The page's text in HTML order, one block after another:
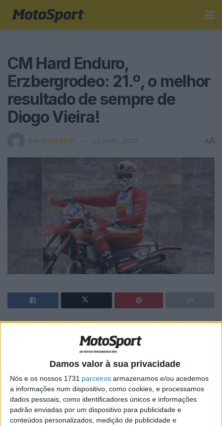
Damos valor à sua privacidade
Nós e os nossos 1731 parceiros armazenamos e/ou acedemos
a informações num dispositivo, como cookies, e processamos
dados pessoais, como identificadores únicos e informações
padrão enviadas por um dispositivo para publicidade e
conteúdos personalizados, medição de publicidade e
CM Hard Enduro,
Erzbergrodeo: 21.º, o melhor
resultado de sempre de
Diogo Vieira!
por Jorge Ró Jr. 11 Junho, 2023 AA
Resultado histórico paraDiogo Vieirae para Portugal na
edição deste ano do Erzbergrodeo , segunda ronda do
Apresentaram-se em Eisenerz, na Áustria, um total
de1.500 pilotosmas “só”500 tiveram lugar na prova
principalde domingo… e só17 chegaram à meta